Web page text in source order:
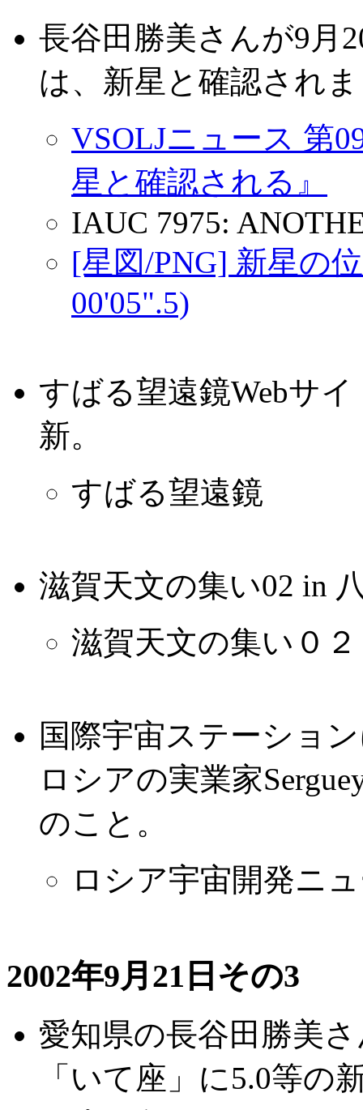
長谷田勝美さんが9月
は、新星と確認され
VSOLJニュース 第
星と確認される』
IAUC 7975:
[星図/PNG] 新星の
00'05".5)
すばる望遠鏡Webサ
新。
すばる望遠鏡
滋賀天文の集い02 in
滋賀天文の集い０
国際宇宙ステーショ
ロシアの実業家
のこと。
ロシア宇宙開発ニ
2002年9月21日その3
愛知県の長谷田勝美
「いて座」に5.0等の